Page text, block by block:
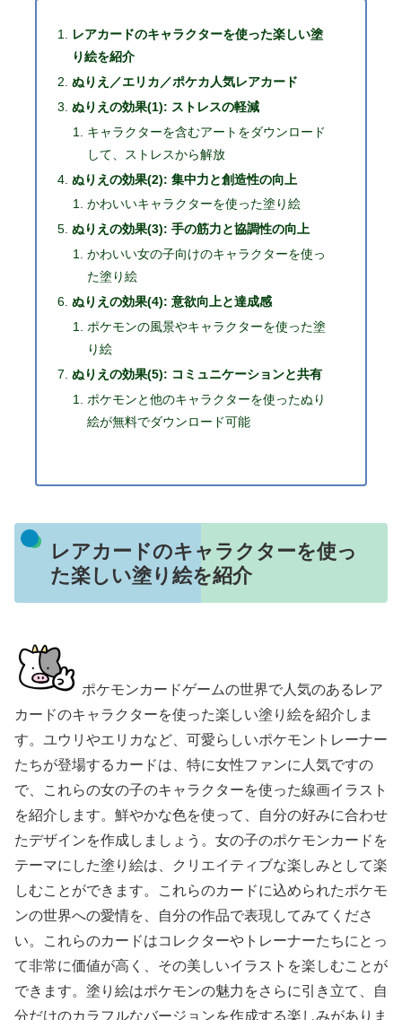
レアカードのキャラクターを使った楽しい塗
り絵を紹介
ぬりえ／エリカ／ポケカ人気レアカード
ぬりえの効果(1): ストレスの軽減
キャラクターを含むアートをダウンロード
して、ストレスから解放
ぬりえの効果(2): 集中力と創造性の向上
かわいいキャラクターを使った塗り絵
ぬりえの効果(3): 手の筋力と協調性の向上
かわいい女の子向けのキャラクターを使っ
た塗り絵
ぬりえの効果(4): 意欲向上と達成感
ポケモンの風景やキャラクターを使った塗
り絵
ぬりえの効果(5): コミュニケーションと共有
ポケモンと他のキャラクターを使ったぬり
絵が無料でダウンロード可能
レアカードのキャラクターを使っ
た楽しい塗り絵を紹介
ポケモンカードゲームの世界で人気のあるレア
カードのキャラクターを使った楽しい塗り絵を紹介しま
す。ユウリやエリカなど、可愛らしいポケモントレーナー
たちが登場するカードは、特に女性ファンに人気ですの
で、これらの女の子のキャラクターを使った線画イラスト
を紹介します。鮮やかな色を使って、自分の好みに合わせ
たデザインを作成しましょう。女の子のポケモンカードを
テーマにした塗り絵は、クリエイティブな楽しみとして楽
しむことができます。これらのカードに込められたポケモ
ンの世界への愛情を、自分の作品で表現してみてくださ
い。これらのカードはコレクターやトレーナーたちにとっ
て非常に価値が高く、その美しいイラストを楽しむことが
できます。塗り絵はポケモンの魅力をさらに引き立て、自
分だけのカラフルなバージョンを作成する楽しみがありま